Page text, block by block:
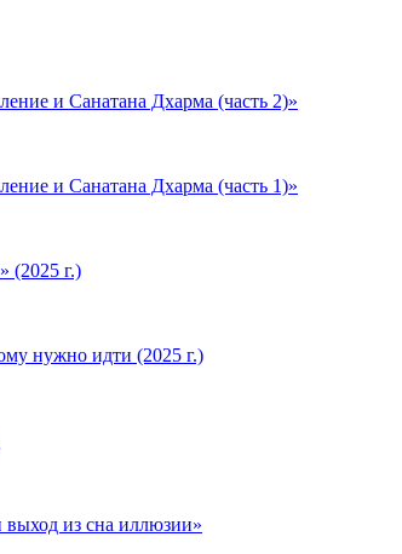
и Санатана Дхарма (часть 2)»
и Санатана Дхарма (часть 1)»
(2025 г.)
нужно идти (2025 г.)
выход из сна иллюзии»